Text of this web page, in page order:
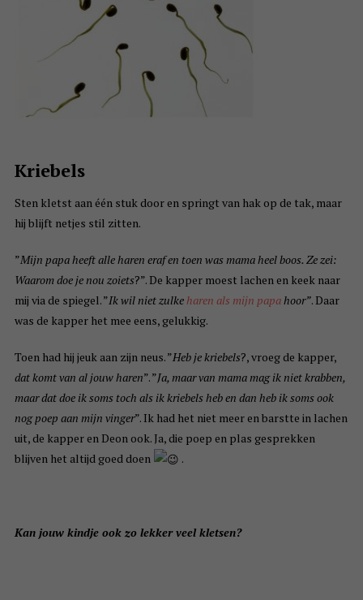
Kriebels
Sten kletst aan één stuk door en springt van hak op de tak, maar
hij blijft netjes stil zitten.
”Mijn papa heeft alle haren eraf en toen was mama heel boos. Ze zei:
Waarom doe je nou zoiets?”. De kapper moest lachen en keek naar
mij via de spiegel. ”Ik wil niet zulkeharen als mijn papahoor”. Daar
was de kapper het mee eens, gelukkig.
Toen had hij jeuk aan zijn neus. ”Heb je kriebels?, vroeg de kapper,
dat komt van al jouw haren”. ”Ja, maar van mama mag ik niet krabben,
maar dat doe ik soms toch als ik kriebels heb en dan heb ik soms ook
nog poep aan mijn vinger”. Ik had het niet meer en barstte in lachen
uit, de kapper en Deon ook. Ja, die poep en plas gesprekken
blijven het altijd goed doen
.
Kan jouw kindje ook zo lekker veel kletsen?